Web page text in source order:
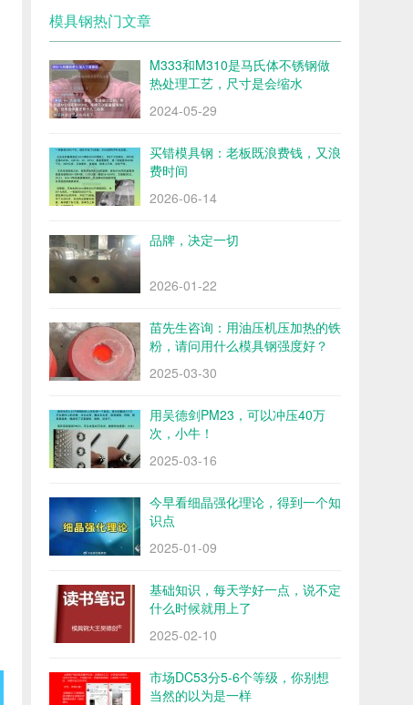
模具钢热门文章
M333和M310是马氏体不锈钢做
热处理工艺，尺寸是会缩水
2024-05-29
买错模具钢：老板既浪费钱，又浪
费时间
2026-06-14
品牌，决定一切
2026-01-22
苗先生咨询：用油压机压加热的铁
粉，请问用什么模具钢强度好？
2025-03-30
用吴德剑PM23，可以冲压40万
次，小牛！
2025-03-16
今早看细晶强化理论，得到一个知
识点
2025-01-09
基础知识，每天学好一点，说不定
什么时候就用上了
2025-02-10
市场DC53分5-6个等级，你别想
当然的以为是一样